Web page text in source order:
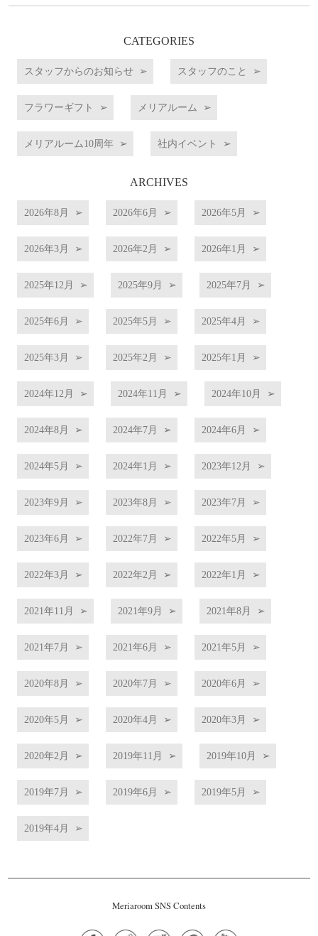
CATEGORIES
スタッフからのお知らせ スタッフのこと
フラワーギフト メリアルーム
メリアルーム10周年 社内イベント
ARCHIVES
2026年8月 2026年6月 2026年5月
2026年3月 2026年2月 2026年1月
2025年12月 2025年9月 2025年7月
2025年6月 2025年5月 2025年4月
2025年3月 2025年2月 2025年1月
2024年12月 2024年11月 2024年10月
2024年8月 2024年7月 2024年6月
2024年5月 2024年1月 2023年12月
2023年9月 2023年8月 2023年7月
2023年6月 2022年7月 2022年5月
2022年3月 2022年2月 2022年1月
2021年11月 2021年9月 2021年8月
2021年7月 2021年6月 2021年5月
2020年8月 2020年7月 2020年6月
2020年5月 2020年4月 2020年3月
2020年2月 2019年11月 2019年10月
2019年7月 2019年6月 2019年5月
2019年4月
Meriaroom SNS Contents